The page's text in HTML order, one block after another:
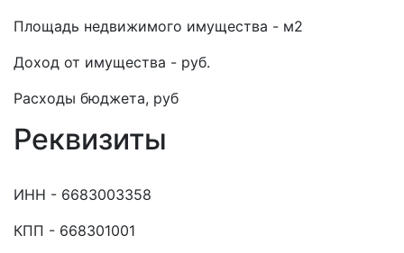
Площадь недвижимого имущества - м2
Доход от имущества - руб.
Расходы бюджета, руб
Реквизиты
ИНН - 6683003358
КПП - 668301001